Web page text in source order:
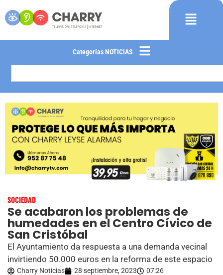
Categorías NOTICIAS
SOCIEDAD
Se acabaron los problemas de
humedades en el Centro Cívico de
San Cristóbal
El Ayuntamiento da respuesta a una demanda vecinal
invirtiendo 50.000 euros en la reforma de este espacio
Charry Noticias 28 septiembre, 2023 07:26